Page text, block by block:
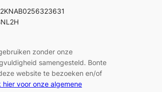
zonder onze
samengesteld. Bonte
website te bezoeken en/of
hier voor onze algemene